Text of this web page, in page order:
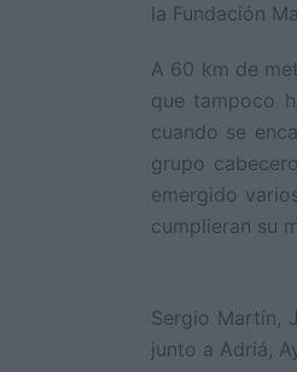
la Fundación
A 60 km de
que tampoco
cuando se
grupo
emergido
cumplieran su
Sergio Martín,
junto a Adriá,